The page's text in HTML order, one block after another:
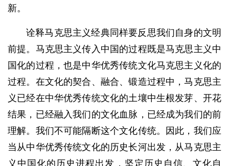
新。
诠释马克思主义经典同样要反思我们自身的文明
前提。马克思主义传入中国的过程既是马克思主义中
国化的过程，也是中华优秀传统文化马克思主义化的
过程。在文化的契合、融合、锻造过程中，马克思主
义已经在中华优秀传统文化的土壤中生根发芽、开花
结果，已经融入我们的文化血脉，已经成为我们的前
理解。我们不可能隔断这个文化传统。因此，我们应
当从中华优秀传统文化的历史长河出发，从马克思主
义中国化的历史进程出发，坚定历史自信、文化自